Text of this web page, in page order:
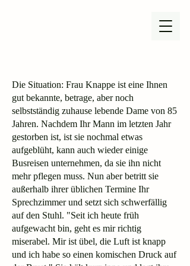
Die Situation: Frau Knappe ist eine Ihnen
gut bekannte, betrage, aber noch
selbstständig zuhause lebende Dame von 85
Jahren. Nachdem Ihr Mann im letzten Jahr
gestorben ist, ist sie nochmal etwas
aufgeblüht, kann auch wieder einige
Busreisen unternehmen, da sie ihn nicht
mehr pflegen muss. Nun aber betritt sie
außerhalb ihrer üblichen Termine Ihr
Sprechzimmer und setzt sich schwerfällig
auf den Stuhl. "Seit ich heute früh
aufgewacht bin, geht es mir richtig
miserabel. Mir ist übel, die Luft ist knapp
und ich habe so einen komischen Druck auf